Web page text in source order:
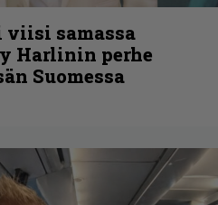
samassa
Harlinin perhe
Suomessa